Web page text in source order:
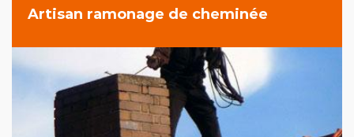
Artisan ramonage de cheminée